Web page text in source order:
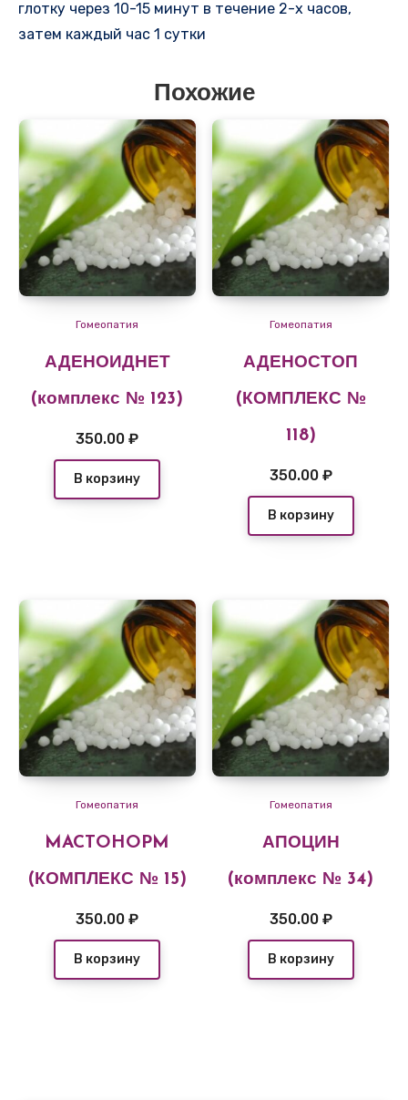
глотку через 10-15 минут в течение 2-х часов,
затем каждый час 1 сутки
Похожие
Гомеопатия
АДЕНОИДНЕТ
(комплекс № 123)
350.00₽
В корзину
Гомеопатия
АДЕНОСТОП
(КОМПЛЕКС №
118)
350.00 ₽
В корзину
Гомеопатия
MACTOHOPM
(КОМПЛЕКС № 15)
350.00₽
В корзину
Гомеопатия
АПОЦИН
(комплекс № 34)
350.00 ₽
В корзину